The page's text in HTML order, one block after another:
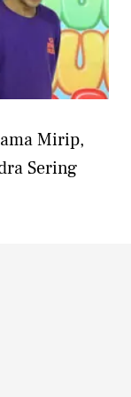
Mirip,
Sering